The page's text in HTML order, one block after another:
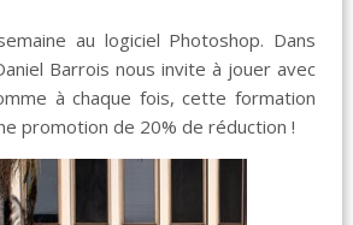
au logiciel Photoshop. Dans
Barrois nous invite à jouer avec
à chaque fois, cette formation
promotion de 20% de réduction !